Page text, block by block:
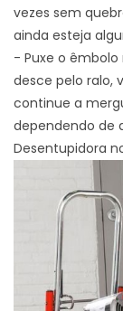
vezes sem
ainda esteja
- Puxe o
desce pelo ralo,
continue a
dependendo de
Desentupidora